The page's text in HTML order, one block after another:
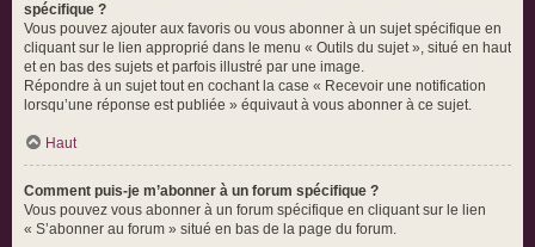
spécifique ?
Vous pouvez ajouter aux favoris ou vous abonner à un sujet spécifique en
cliquant sur le lien approprié dans le menu « Outils du sujet », situé en haut
et en bas des sujets et parfois illustré par une image.
Répondre à un sujet tout en cochant la case « Recevoir une notification
lorsqu’une réponse est publiée » équivaut à vous abonner à ce sujet.
Haut
Comment puis-je m’abonner à un forum spécifique ?
Vous pouvez vous abonner à un forum spécifique en cliquant sur le lien
« S’abonner au forum » situé en bas de la page du forum.